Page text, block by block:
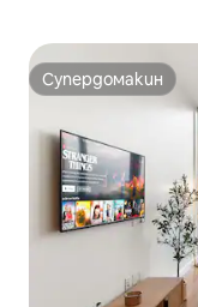
Супердомакин
Супердомакин